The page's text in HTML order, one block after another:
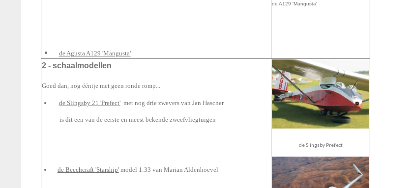
de Agusta A129 'Mangusta'
de A129 'Mangusta'
2 - schaalmodellen
Goed dan, nog ééntje met geen ronde romp...
de Slingsby 21 'Prefect'met nog drie zwevers van Jan Hascher
is dit een van de eerste en meest bekende zweefvliegtuigen
de Beechcraft 'Starship'model 1:33 van Marian Aldenhoevel
de Slingsby Prefect